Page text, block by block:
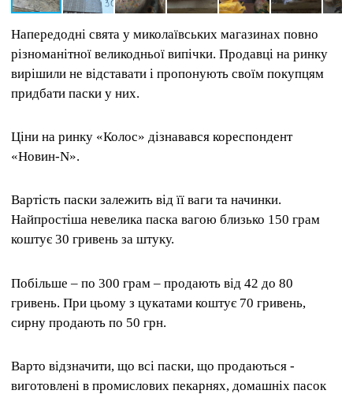
Напередодні свята у миколаївських магазинах повно
різноманітної великодньої випічки. Продавці на ринку
вирішили не відставати і пропонують своїм покупцям
придбати паски у них.
Ціни на ринку «Колос» дізнавався кореспондент
«Новин-N».
Вартість паски залежить від її ваги та начинки.
Найпростіша невелика паска вагою близько 150 грам
коштує 30 гривень за штуку.
Побільше – по 300 грам – продають від 42 до 80
гривень. При цьому з цукатами коштує 70 гривень,
сирну продають по 50 грн.
Варто відзначити, що всі паски, що продаються -
виготовлені в промислових пекарнях, домашніх пасок